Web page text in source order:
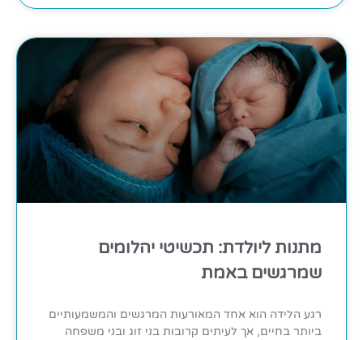
מתנות ליולדת: תכשיטי יהלומים
שמרגשים באמת
רגע הלידה הוא אחד המאורעות המרגשים והמשמעותיים
ביותר בחיים, אך לעיתים קרובות בני זוג ובני משפחה